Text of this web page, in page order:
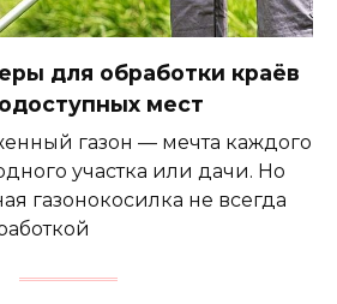
для обработки краёв
мест
газон — мечта каждого
участка или дачи. Но
газонокосилка не всегда